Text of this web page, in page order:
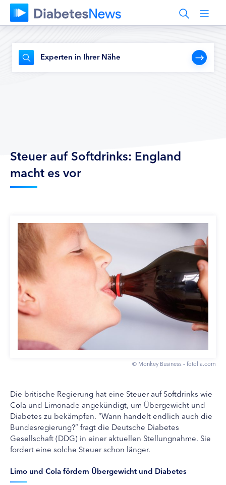
Experten in Ihrer Nähe
Steuer auf Softdrinks: England
macht es vor
© Monkey Business – fotolia.com
Die britische Regierung hat eine Steuer auf Softdrinks wie
Cola und Limonade angekündigt, um Übergewicht und
Diabetes zu bekämpfen. “Wann handelt endlich auch die
Bundesregierung?” fragt die Deutsche Diabetes
Gesellschaft (DDG) in einer aktuellen Stellungnahme. Sie
fordert eine solche Steuer schon länger.
Limo und Cola fördern Übergewicht und Diabetes